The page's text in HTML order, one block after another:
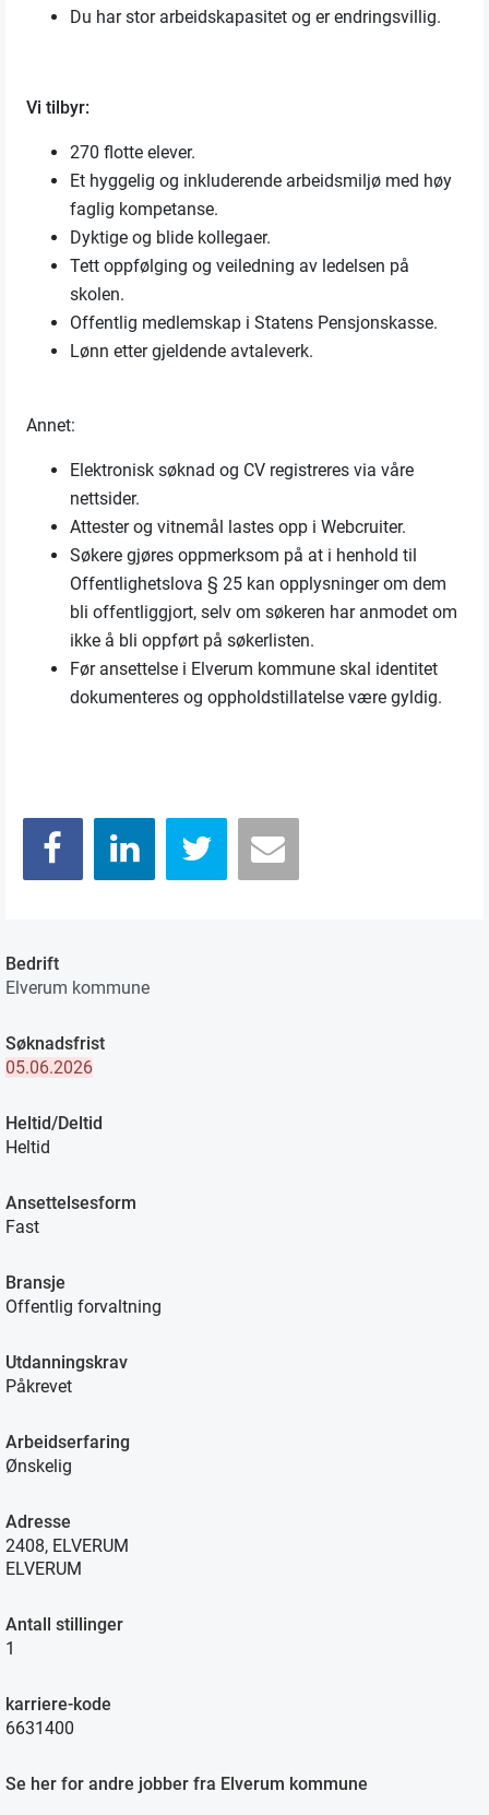
Du har stor arbeidskapasitet og er endringsvillig.
Vi tilbyr:
270 flotte elever.
Et hyggelig og inkluderende arbeidsmiljø med høy
faglig kompetanse.
Dyktige og blide kollegaer.
Tett oppfølging og veiledning av ledelsen på
skolen.
Offentlig medlemskap i Statens Pensjonskasse.
Lønn etter gjeldende avtaleverk.
Annet:
Elektronisk søknad og CV registreres via våre
nettsider.
Attester og vitnemål lastes opp i Webcruiter.
Søkere gjøres oppmerksom på at i henhold til
Offentlighetslova § 25 kan opplysninger om dem
bli offentliggjort, selv om søkeren har anmodet om
ikke å bli oppført på søkerlisten.
Før ansettelse i Elverum kommune skal identitet
dokumenteres og oppholdstillatelse være gyldig.
Bedrift
Elverum kommune
Søknadsfrist
05.06.2026
Heltid/Deltid
Heltid
Ansettelsesform
Fast
Bransje
Offentlig forvaltning
Utdanningskrav
Påkrevet
Arbeidserfaring
Ønskelig
Adresse
2408, ELVERUM
ELVERUM
Antall stillinger
1
karriere-kode
6631400
Se her for andre jobber fra Elverum kommune